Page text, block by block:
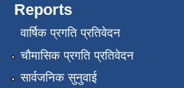
Reports
वार्षिक प्रगति प्रतिवेदन
चौमासिक प्रगति प्रतिवेदन
सार्वजनिक सुनुवाई